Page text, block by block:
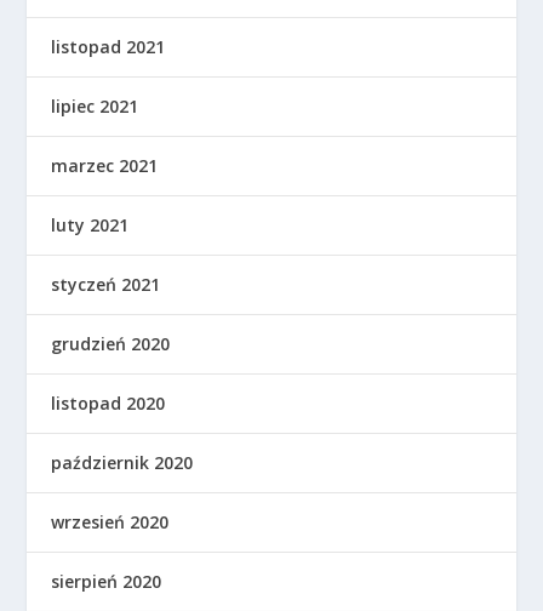
listopad 2021
lipiec 2021
marzec 2021
luty 2021
styczeń 2021
grudzień 2020
listopad 2020
październik 2020
wrzesień 2020
sierpień 2020